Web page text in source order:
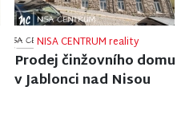
NISA CENTRUM reality
Prodej bytu 1+1 v Liberci